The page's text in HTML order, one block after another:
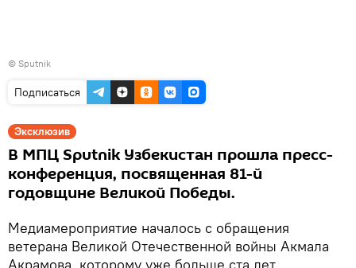
© Sputnik
Подписаться
Эксклюзив
В МПЦ Sputnik Узбекистан прошла пресс-
конференция, посвященная 81-й
годовщине Великой Победы.
Медиамероприятие началось с обращения
ветерана Великой Отечественной войны Акмала
Акрамова, которому уже больше ста лет.